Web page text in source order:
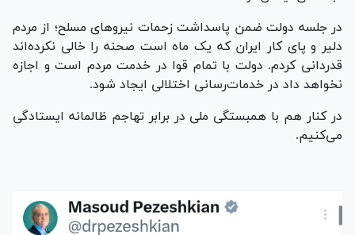
در جلسه دولت ضمن پاسداشت زحمات نیرو‌های مسلح؛ از مردم
دلیر و پای کار ایران که یک ماه است صحنه را خالی نکرده‌اند
قدردانی کردم. دولت با تمام قوا در خدمت مردم است و اجازه
نخواهد داد در خدمات‌رسانی اختلالی ایجاد شود.
در کنار هم با همبستگی ملی در برابر تهاجم ظالمانه ایستادگی
می‌کنیم.